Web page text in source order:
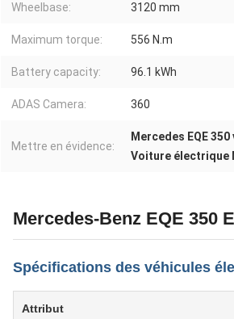
Wheelbase: 3120 mm
Maximum torque: 556 N.m
Battery capacity: 96.1 kWh
ADAS Camera: 360
Mettre en évidence:
Mercedes EQE
Voiture électrique
Mercedes-Benz EQE 350
Spécifications des véhicules
Attribut